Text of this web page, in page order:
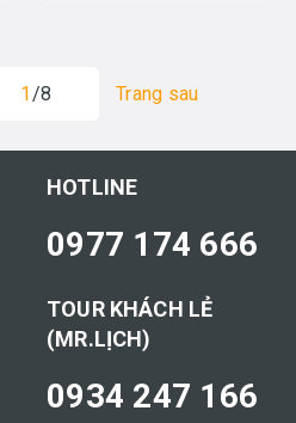
1 /8 Trang sau
HOTLINE
0977 174 666
TOUR KHÁCH LẺ
(MR.LỊCH)
0934 247 166